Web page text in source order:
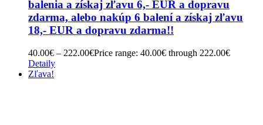
balenia a získaj zľavu 6,- EUR a dopravu
zdarma, alebo nakúp 6 balení a získaj zľavu
18,- EUR a dopravu zdarma!!
40.00€ – 222.00€Price range: 40.00€ through 222.00€
Detaily
Zľava!